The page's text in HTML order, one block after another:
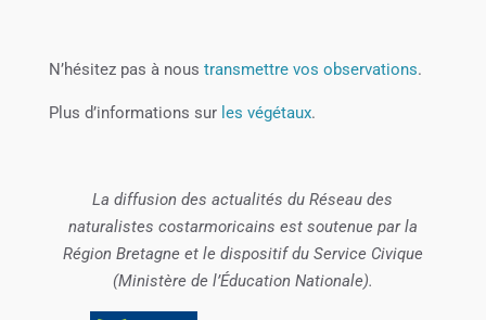
N’hésitez pas à nous transmettre vos observations.
Plus d’informations sur les végétaux.
La diffusion des actualités du Réseau des
naturalistes costarmoricains est soutenue par la
Région Bretagne et le dispositif du Service Civique
(Ministère de l’Éducation Nationale).